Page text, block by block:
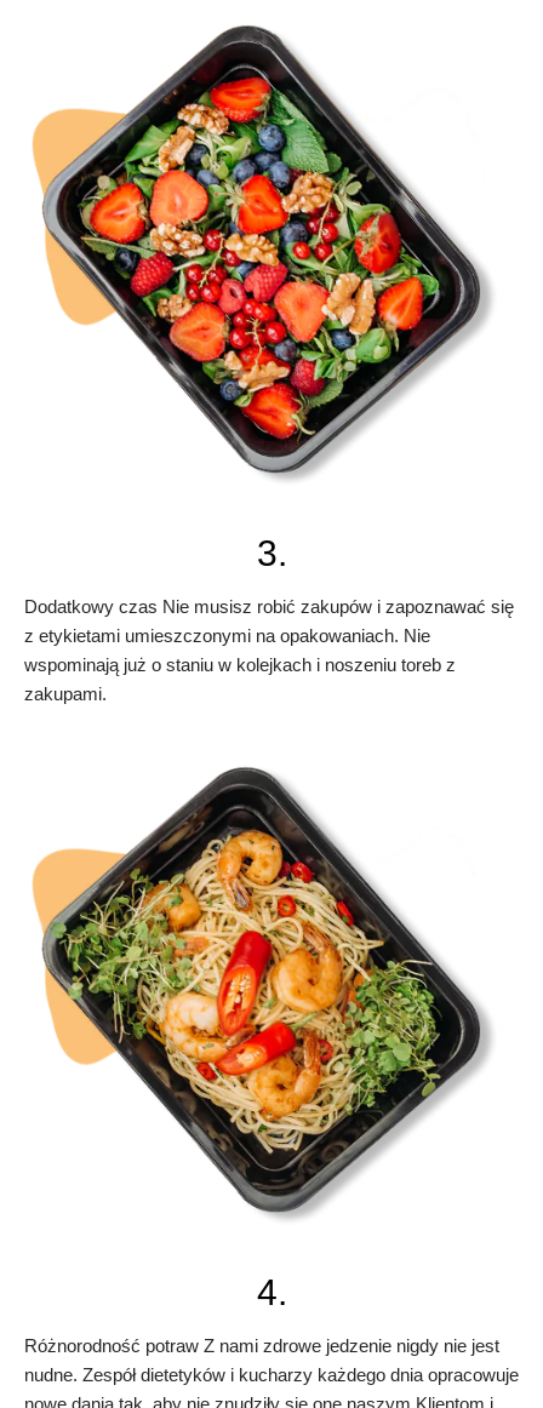
3.
Dodatkowy czas Nie musisz robić zakupów i zapoznawać się
z etykietami umieszczonymi na opakowaniach. Nie
wspominają już o staniu w kolejkach i noszeniu toreb z
zakupami.
4.
Różnorodność potraw Z nami zdrowe jedzenie nigdy nie jest
nudne. Zespół dietetyków i kucharzy każdego dnia opracowuje
nowe dania tak, aby nie znudziły się one naszym Klientom i